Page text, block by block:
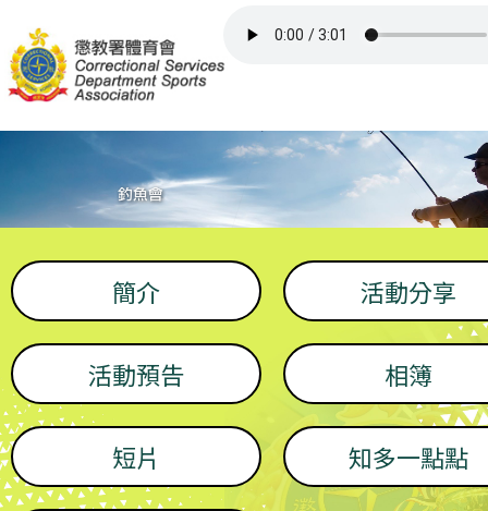
比賽/活動
屬會網頁
其他資訊
簡介 活動分享
活動預告 相簿
短片 知多一點點